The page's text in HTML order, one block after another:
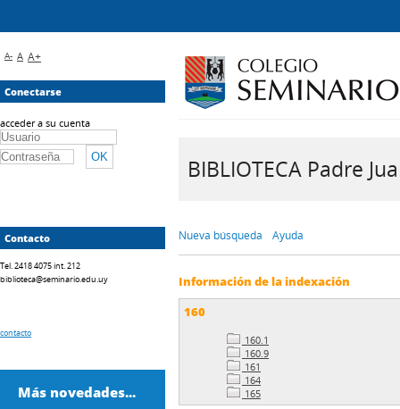
BIBLIOTECA Padre
Nueva búsqueda Ayuda
Información de la indexación
160
160.1
160.9
161
164
165
A- A A+
Conectarse
acceder a su cuenta
Contacto
Tel. 2418 4075 int. 212
biblioteca@seminario.edu.uy
contacto
Más novedades...